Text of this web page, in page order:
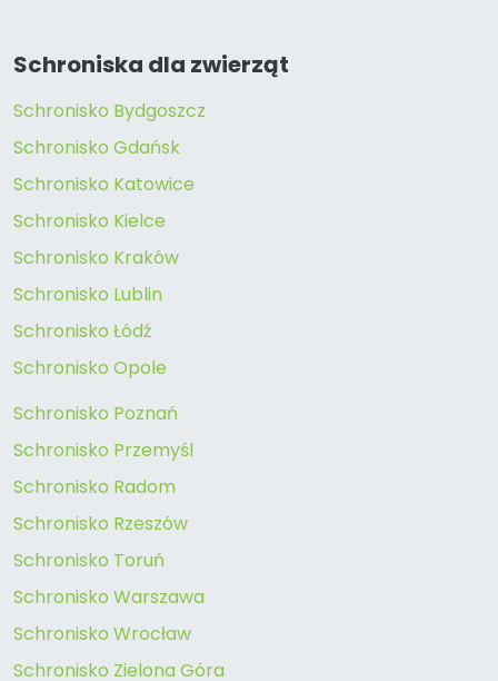
Schroniska dla zwierząt
Schronisko Bydgoszcz
Schronisko Gdańsk
Schronisko Katowice
Schronisko Kielce
Schronisko Kraków
Schronisko Lublin
Schronisko Łódź
Schronisko Opole
Schronisko Poznań
Schronisko Przemyśl
Schronisko Radom
Schronisko Rzeszów
Schronisko Toruń
Schronisko Warszawa
Schronisko Wrocław
Schronisko Zielona Góra